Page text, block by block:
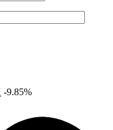
-9.85%